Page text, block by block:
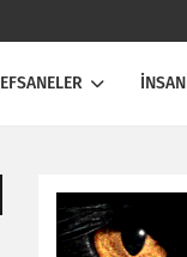
EFSANELER İNSAN